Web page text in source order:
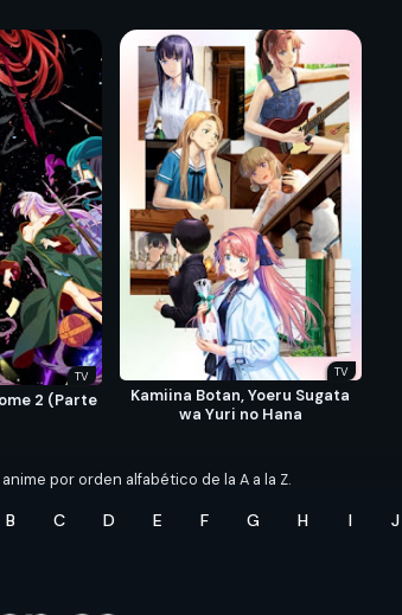
TV
2 (Parte
TV
Kamiina Botan, Yoeru Sugata
wa Yuri no Hana
por orden alfabético de la A a la Z.
B C D E F G H I J